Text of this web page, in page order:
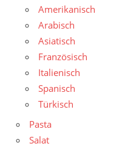
Amerikanisch
Arabisch
Asiatisch
Französisch
Italienisch
Spanisch
Türkisch
Pasta
Salat